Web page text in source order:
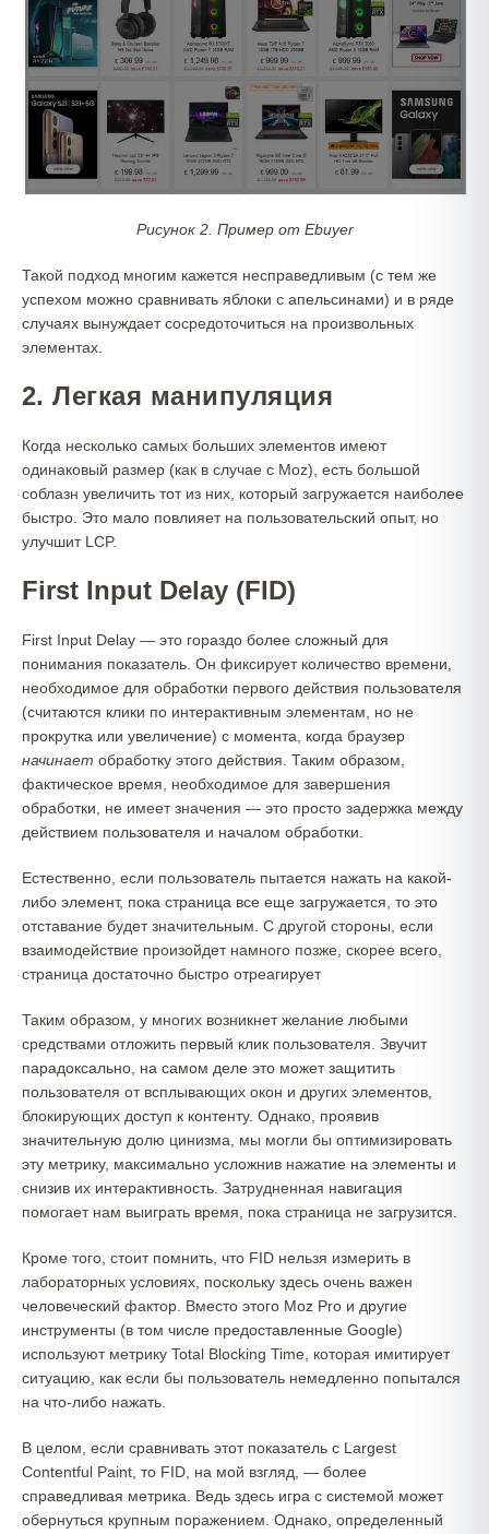
Рисунок 2. Пример от Ebuyer
Такой подход многим кажется несправедливым (с тем же
успехом можно сравнивать яблоки с апельсинами) и в ряде
случаях вынуждает сосредоточиться на произвольных
элементах.
2. Легкая манипуляция
Когда несколько самых больших элементов имеют
одинаковый размер (как в случае с Moz), есть большой
соблазн увеличить тот из них, который загружается наиболее
быстро. Это мало повлияет на пользовательский опыт, но
улучшит LCP.
First Input Delay (FID)
First Input Delay — это гораздо более сложный для
понимания показатель. Он фиксирует количество времени,
необходимое для обработки первого действия пользователя
(считаются клики по интерактивным элементам, но не
прокрутка или увеличение) с момента, когда браузер
начинает обработку этого действия. Таким образом,
фактическое время, необходимое для завершения
обработки, не имеет значения — это просто задержка между
действием пользователя и началом обработки.
Естественно, если пользователь пытается нажать на какой-
либо элемент, пока страница все еще загружается, то это
отставание будет значительным. С другой стороны, если
взаимодействие произойдет намного позже, скорее всего,
страница достаточно быстро отреагирует
Таким образом, у многих возникнет желание любыми
средствами отложить первый клик пользователя. Звучит
парадоксально, на самом деле это может защитить
пользователя от всплывающих окон и других элементов,
блокирующих доступ к контенту. Однако, проявив
значительную долю цинизма, мы могли бы оптимизировать
эту метрику, максимально усложнив нажатие на элементы и
снизив их интерактивность. Затрудненная навигация
помогает нам выиграть время, пока страница не загрузится.
Кроме того, стоит помнить, что FID нельзя измерить в
лабораторных условиях, поскольку здесь очень важен
человеческий фактор. Вместо этого Moz Pro и другие
инструменты (в том числе предоставленные Google)
используют метрику Total Blocking Time, которая имитирует
ситуацию, как если бы пользователь немедленно попытался
на что-либо нажать.
В целом, если сравнивать этот показатель с Largest
Contentful Paint, то FID, на мой взгляд, — более
справедливая метрика. Ведь здесь игра с системой может
обернуться крупным поражением. Однако, определенный